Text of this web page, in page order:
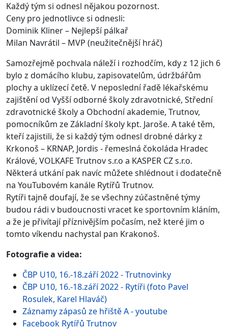
Každý tým si odnesl nějakou pozornost.
Ceny pro jednotlivce si odnesli:
Dominik Kliner – Nejlepší pálkař
Milan Navrátil – MVP (neužitečnější hráč)
Samozřejmě pochvala náleží i rozhodčím, kdy z 12 jich 6
bylo z domácího klubu, zapisovatelům, údržbářům
plochy a uklízecí četě. V neposlední řadě lékařskému
zajištění od Vyšší odborné školy zdravotnické, Střední
zdravotnické školy a Obchodní akademie, Trutnov,
pomocníkům ze Základní školy kpt. Jaroše. A také těm,
kteří zajistili, že si každý tým odnesl drobné dárky z
Krkonoš – KRNAP, Jordis - řemeslná čokoláda Hradec
Králové, VOLKAFE Trutnov s.r.o a KASPER CZ s.r.o.
Některá utkání pak navíc můžete shlédnout i dodatečně
na YouTubovém kanále Rytířů Trutnov.
Rytíři tajně doufají, že se všechny zúčastněné týmy
budou rádi v budoucnosti vracet ke sportovním kláním,
a že je přivítají příznivějším počasím, než které jim o
tomto víkendu nachystal pan Krakonoš.
Fotografie a videa:
ČBP U10, 16.-18.září 2022 - Trutnovinky
ČBP U10, 16.-18.září 2022 - Rytíři (foto Pavel
Rosulek, Karel Hlaváč)
Záznamy zápasů ze hřiště A - youtube
Facebook Rytířů Trutnov